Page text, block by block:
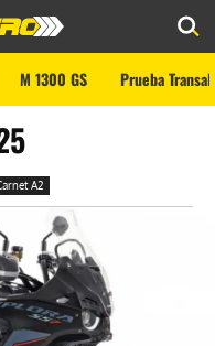
M 1300 GS Prueba
A2